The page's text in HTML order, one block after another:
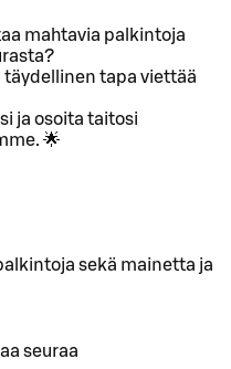
mahtavia palkintoja
täydellinen tapa viettää
ja osoita taitosi
🌟
sekä mainetta ja
seuraa